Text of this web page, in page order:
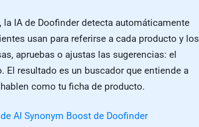
la IA de Doofinder detecta automáticamente
usan para referirse a cada producto y los
apruebas o ajustas las sugerencias: el
El resultado es un buscador que entiende a
como tu ficha de producto.
AI Synonym Boost de Doofinder